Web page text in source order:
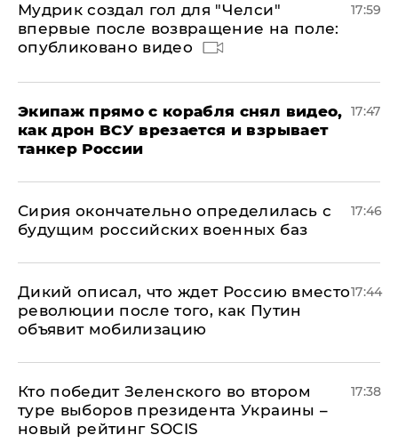
Мудрик создал гол для "Челси"
впервые после возвращение на поле:
опубликовано видео
17:59
Экипаж прямо с корабля снял видео,
как дрон ВСУ врезается и взрывает
танкер России
17:47
Сирия окончательно определилась с
будущим российских военных баз
17:46
Дикий описал, что ждет Россию вместо
революции после того, как Путин
объявит мобилизацию
17:44
Кто победит Зеленского во втором
туре выборов президента Украины –
новый рейтинг SOCIS
17:38